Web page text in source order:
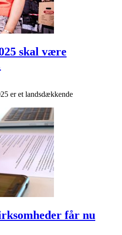
skal være
er et landsdækkende
får nu